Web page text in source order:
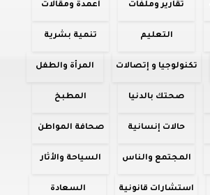
تقارير وملفات أعمدة ومقالات
التعليم تنمية بشرية
تكنولوجيا و إتصالات المرأة والطفل
صحتك بالدنيا المطبخ
حالات إنسانية صحافة المواطن
المجتمع والناس السياحة والأثار
استشارات قانونية السعادة